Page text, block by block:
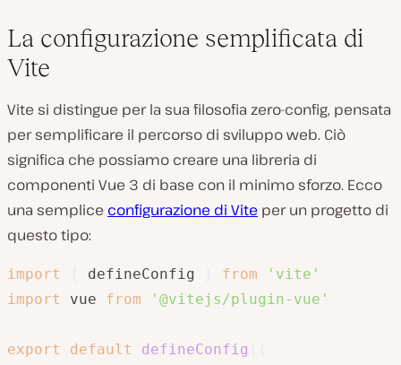
La configurazione semplificata di
Vite
Vite si distingue per la sua filosofia zero-config, pensata
per semplificare il percorso di sviluppo web. Ciò
significa che possiamo creare una libreria di
componenti Vue 3 di base con il minimo sforzo. Ecco
una semplice configurazione di Vite per un progetto di
questo tipo:
import defineConfig from
'vite'
import
vue from '@vitejs/plugin-vue'
export default defineConfig